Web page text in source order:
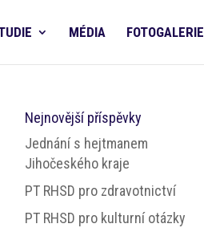
MÉDIA FOTOGALERIE
Nejnovější příspěvky
Jednání s hejtmanem
Jihočeského kraje
PT RHSD pro zdravotnictví
PT RHSD pro kulturní otázky